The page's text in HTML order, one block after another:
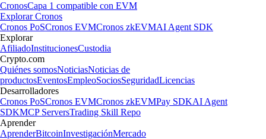
CronosCapa 1 compatible con EVM
Explorar Cronos
Cronos PoSCronos EVMCronos zkEVMAI Agent SDK
Explorar
AfiliadoInstitucionesCustodia
Crypto.com
Quiénes somosNoticiasNoticias de
productosEventosEmpleoSociosSeguridadLicencias
Desarrolladores
Cronos PoSCronos EVMCronos zkEVMPay SDKAI Agent
SDKMCP ServersTrading Skill Repo
Aprender
AprenderBitcoinInvestigaciónMercado